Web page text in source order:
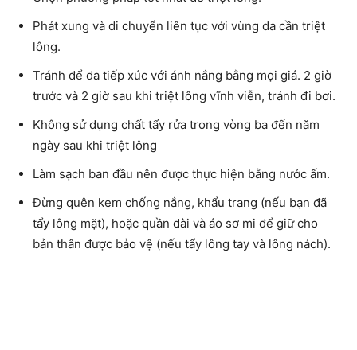
Phát xung và di chuyển liên tục với vùng da cần triệt
lông.
Tránh để da tiếp xúc với ánh nắng bằng mọi giá. 2 giờ
trước và 2 giờ sau khi triệt lông vĩnh viễn, tránh đi bơi.
Không sử dụng chất tẩy rửa trong vòng ba đến năm
ngày sau khi triệt lông
Làm sạch ban đầu nên được thực hiện bằng nước ấm.
Đừng quên kem chống nắng, khẩu trang (nếu bạn đã
tẩy lông mặt), hoặc quần dài và áo sơ mi để giữ cho
bản thân được bảo vệ (nếu tẩy lông tay và lông nách).